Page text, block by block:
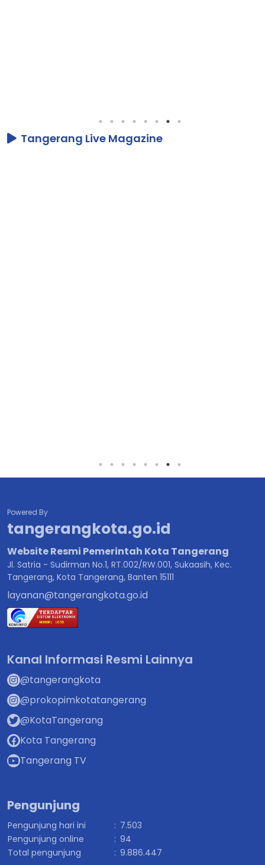
Tangerang Live Magazine
Powered By
tangerangkota.go.id
Website Resmi Pemerintah Kota Tangerang
Jl. Satria - Sudirman No.1, RT.002/RW.001, Sukaasih, Kec.
Tangerang, Kota Tangerang, Banten 15111
layanan@tangerangkota.go.id
Kanal Informasi Resmi Lainnya
@tangerangkota
@prokopimkotatangerang
@KotaTangerang
Kota Tangerang
Tangerang TV
Pengunjung
Pengunjung hari ini : 7.503
Pengunjung online
: 94
Total pengunjung
: 9.886.447